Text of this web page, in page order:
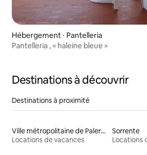
Hébergement ⋅ Pantelleria
Pantelleria , « haleine bleue »
Destinations à découvrir
Destinations à proximité
Ville métropolitaine de Palerme
Locations de vacances
Sorrente
Locations